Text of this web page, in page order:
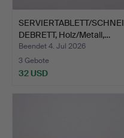
SERVIERTABLETT/SCHNEI
DEBRETT, Holz/Metall,…
Beendet 4. Jul 2026
3 Gebote
32 USD